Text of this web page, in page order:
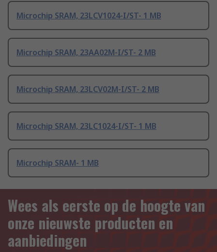
Microchip SRAM, 23LCV1024-I/ST- 1 MB
Microchip SRAM, 23AA02M-I/ST- 2 MB
Microchip SRAM, 23LCV02M-I/ST- 2 MB
Microchip SRAM, 23LC1024-I/ST- 1 MB
Microchip SRAM- 1 MB
Wees als eerste op de hoogte van
onze nieuwste producten en
aanbiedingen